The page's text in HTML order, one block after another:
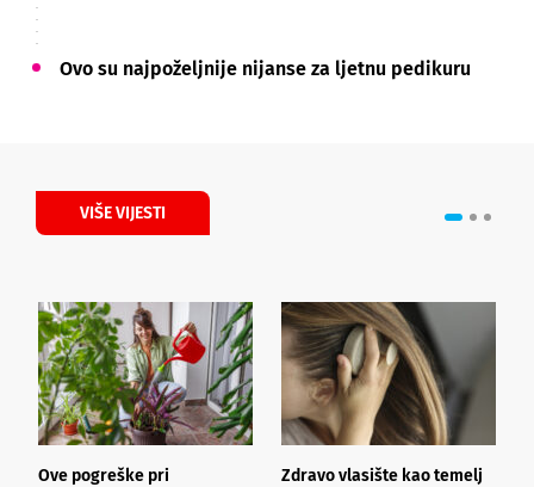
Ovo su najpoželjnije nijanse za ljetnu pedikuru
VIŠE VIJESTI
Ove pogreške pri
Zdravo vlasište kao temelj